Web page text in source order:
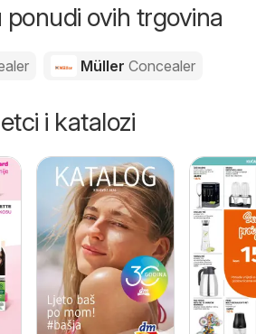
ponudi ovih trgovina
MüllerConcealer
i katalozi